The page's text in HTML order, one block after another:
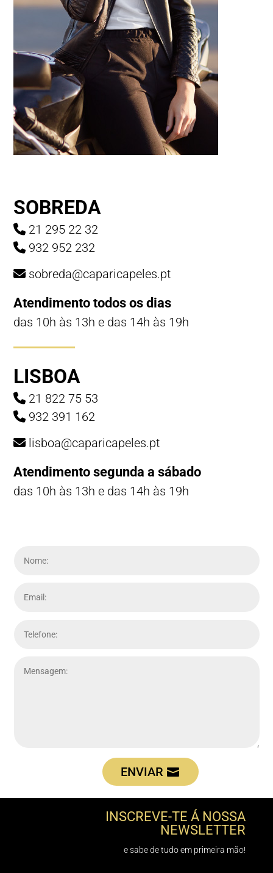
SOBREDA
21 295 22 32
932 952 232
sobreda@caparicapeles.pt
Atendimento todos os dias
das 10h às 13h e das 14h às 19h
LISBOA
21 822 75 53
932 391 162
lisboa@caparicapeles.pt
Atendimento segunda a sábado
das 10h às 13h e das 14h às 19h
ENVIAR
INSCREVE-TE Á NOSSA
NEWSLETTER
e sabe de tudo em primeira mão!